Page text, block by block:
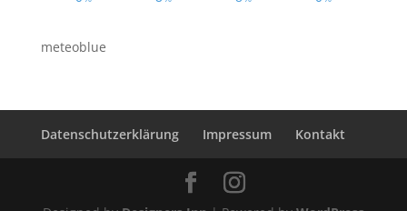
meteoblue
Datenschutzerklärung Impressum Kontakt